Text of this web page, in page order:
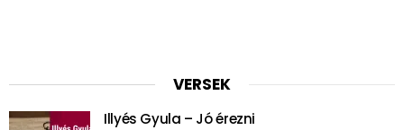
VERSEK
Illyés Gyula – Jó érezni